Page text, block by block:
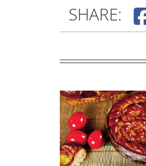
SHARE: